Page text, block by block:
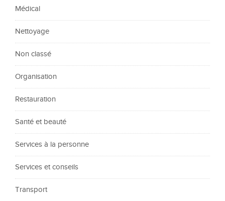
Médical
Nettoyage
Non classé
Organisation
Restauration
Santé et beauté
Services à la personne
Services et conseils
Transport